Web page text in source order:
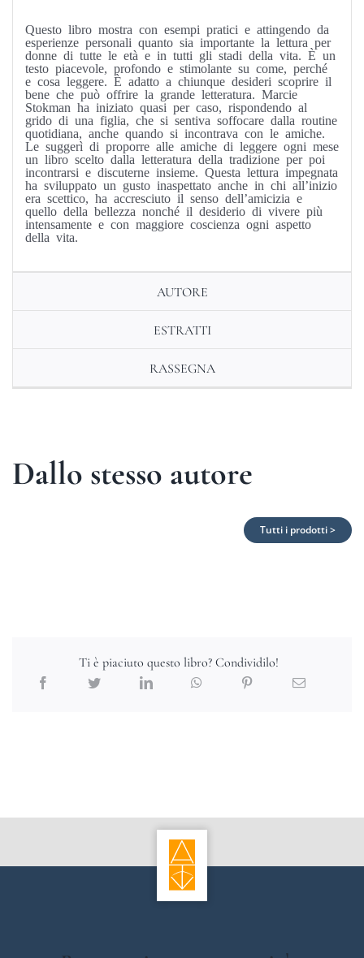
Questo libro mostra con esempi pratici e attingendo da
esperienze personali quanto sia importante la lettura per
donne di tutte le età e in tutti gli stadi della vita. È un
testo piacevole, profondo e stimolante su come, perché
e cosa leggere. È adatto a chiunque desideri scoprire il
bene che può offrire la grande letteratura. Marcie
Stokman ha iniziato quasi per caso, rispondendo al
grido di una figlia, che si sentiva soffocare dalla routine
quotidiana, anche quando si incontrava con le amiche.
Le suggerì di proporre alle amiche di leggere ogni mese
un libro scelto dalla letteratura della tradizione per poi
incontrarsi e discuterne insieme. Questa lettura impegnata
ha sviluppato un gusto inaspettato anche in chi all’inizio
era scettico, ha accresciuto il senso dell’amicizia e
quello della bellezza nonché il desiderio di vivere più
intensamente e con maggiore coscienza ogni aspetto
della vita.
AUTORE
ESTRATTI
RASSEGNA
Dallo stesso autore
Tutti i prodotti >
Ti è piaciuto questo libro? Condividilo!